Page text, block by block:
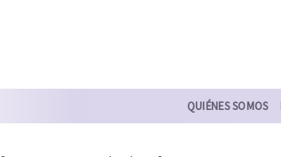
QUIÉNES SOMOS